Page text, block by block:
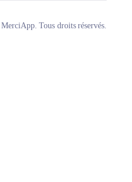
Tous droits réservés.